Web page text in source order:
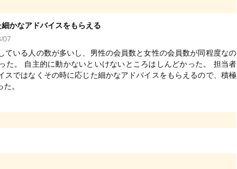
かなアドバイスをもらえる
07
ている人の数が多いし、男性の会員数と女性の会員数が同程度なの
た。 自主的に動かないといけないところはしんどかった。 担当者
スではなくその時に応じた細かなアドバイスをもらえるので、積極
。